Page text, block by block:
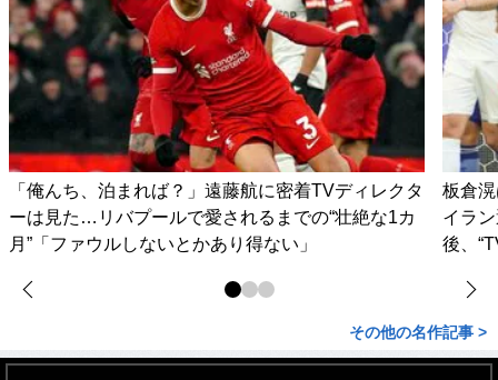
「俺んち、泊まれば？」遠藤航に密着TVディレクタ
ーは見た…リバプールで愛されるまでの“壮絶な1カ
月”「ファウルしないとかあり得ない」
板倉
イラ
後、
その他の名作記事 >